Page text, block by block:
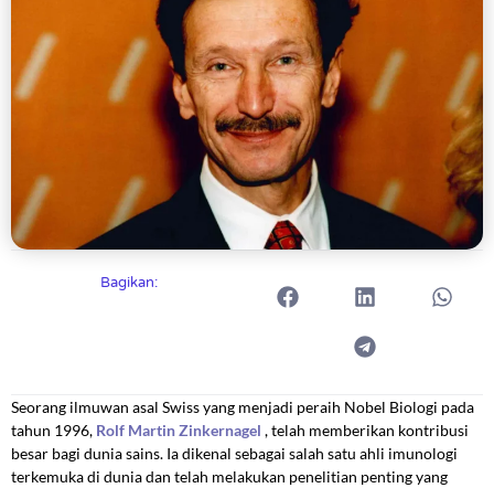
Bagikan:
Seorang ilmuwan asal Swiss yang menjadi peraih Nobel Biologi pada
tahun 1996, Rolf Martin Zinkernagel , telah memberikan kontribusi
besar bagi dunia sains. Ia dikenal sebagai salah satu ahli imunologi
terkemuka di dunia dan telah melakukan penelitian penting yang